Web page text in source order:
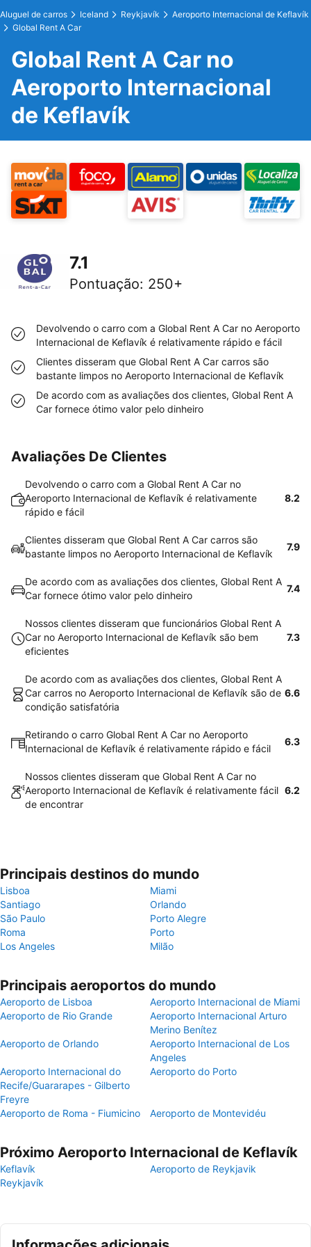
Aluguel de carros Iceland Reykjavík
Aeroporto Internacional de Keflavík
Global Rent A Car
Global Rent A Car no
Aeroporto Internacional
de Keflavík
7.1
Pontuação: 250+
Devolvendo o carro com a Global Rent A Car no Aeroporto
Internacional de Keflavík é relativamente rápido e fácil
Clientes disseram que Global Rent A Car carros são
bastante limpos no Aeroporto Internacional de Keflavík
De acordo com as avaliações dos clientes, Global Rent A
Car fornece ótimo valor pelo dinheiro
Avaliações De Clientes
Devolvendo o carro com a Global Rent A Car no
Aeroporto Internacional de Keflavík é relativamente
rápido e fácil
8.2
Clientes disseram que Global Rent A Car carros são
bastante limpos no Aeroporto Internacional de Keflavík
7.9
De acordo com as avaliações dos clientes, Global Rent A
Car fornece ótimo valor pelo dinheiro
7.4
Nossos clientes disseram que funcionários Global Rent A
Car no Aeroporto Internacional de Keflavík são bem
eficientes
7.3
De acordo com as avaliações dos clientes, Global Rent A
Car carros no Aeroporto Internacional de Keflavík são de
condição satisfatória
6.6
Retirando o carro Global Rent A Car no Aeroporto
Internacional de Keflavík é relativamente rápido e fácil
6.3
Nossos clientes disseram que Global Rent A Car no
Aeroporto Internacional de Keflavík é relativamente fácil
de encontrar
6.2
Principais destinos do mundo
Lisboa
Miami
Santiago
Orlando
São Paulo
Porto Alegre
Roma
Porto
Los Angeles
Milão
Principais aeroportos do mundo
Aeroporto de Lisboa
Aeroporto Internacional de Miami
Aeroporto de Rio Grande
Aeroporto Internacional Arturo
Merino Benítez
Aeroporto de Orlando
Aeroporto Internacional de Los
Angeles
Aeroporto Internacional do
Recife/Guararapes - Gilberto
Freyre
Aeroporto do Porto
Aeroporto de Roma - Fiumicino Aeroporto de Montevidéu
Próximo Aeroporto Internacional de Keflavík
Keflavík
Aeroporto de Reykjavik
Reykjavík